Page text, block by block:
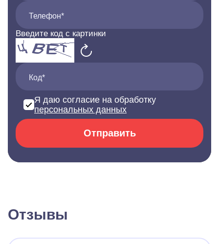
Телефон*
Введите код с картинки
Код*
Я даю согласие на обработку
персональных данных
Отправить
Отзывы